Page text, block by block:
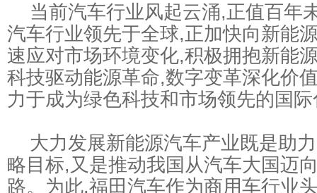
当前汽车行业风起云涌,正值百年
汽车行业领先于全球,正加快向新能
速应对市场环境变化,积极拥抱新能
科技驱动能源革命,数字变革深化价
力于成为绿色科技和市场领先的国
大力发展新能源汽车产业既是助力
略目标,又是推动我国从汽车大国迈
路。为此,福田汽车作为商用车行业